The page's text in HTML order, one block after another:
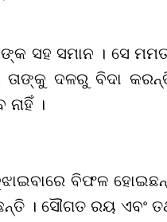
ସହ ସମାନ । ସେ
ଦଳରୁ ବିଦା
।
ବିଫଳ
। ସୌଗତ ରୟ